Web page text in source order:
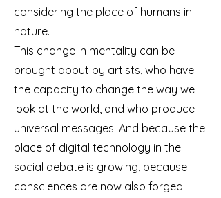
considering the place of humans in
nature.
This change in mentality can be
brought about by artists, who have
the capacity to change the way we
look at the world, and who produce
universal messages. And because the
place of digital technology in the
social debate is growing, because
consciences are now also forged